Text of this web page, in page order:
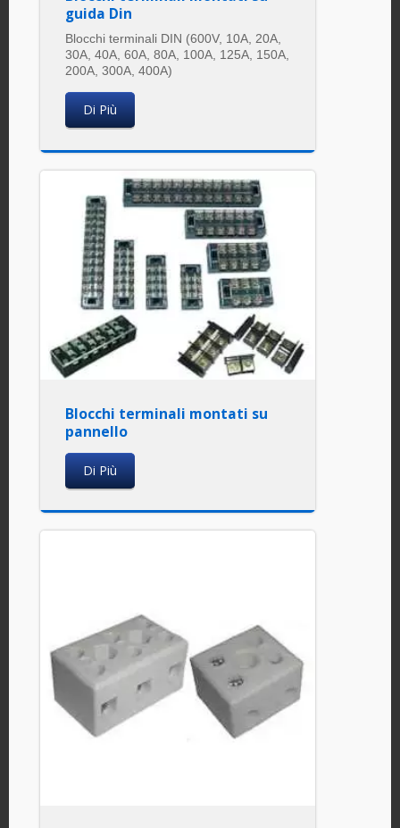
guida Din
Blocchi terminali DIN (600V, 10A, 20A,
30A, 40A, 60A, 80A, 100A, 125A, 150A,
200A, 300A, 400A)
Di Più
Blocchi terminali montati su
pannello
Di Più